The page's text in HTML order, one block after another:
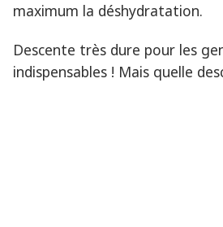
maximum la déshydratation.
Descente très dure pour les
indispensables ! Mais quelle